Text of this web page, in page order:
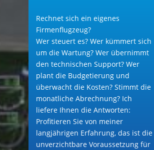
Rechnet sich ein eigenes
Firmenflugzeug?
Wer steuert es? Wer kümmert sich
um die Wartung? Wer übernimmt
den technischen Support? Wer
plant die Budgetierung und
überwacht die Kosten? Stimmt die
monatliche Abrechnung? Ich
liefere Ihnen die Antworten:
Profitieren Sie von meiner
langjährigen Erfahrung, das ist die
unverzichtbare Voraussetzung für